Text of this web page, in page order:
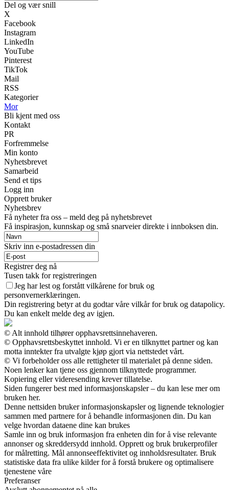
Del og vær snill
X
Facebook
Instagram
LinkedIn
YouTube
Pinterest
TikTok
Mail
RSS
Kategorier
Mor
Bli kjent med oss
Kontakt
PR
Forfremmelse
Min konto
Nyhetsbrevet
Samarbeid
Send et tips
Logg inn
Opprett bruker
Nyhetsbrev
Få nyheter fra oss – meld deg på nyhetsbrevet
Få inspirasjon, kunnskap og små snarveier direkte i innboksen din.
Skriv inn e-postadressen din
Registrer deg nå
Tusen takk for registreringen
Jeg har lest og forstått vilkårene for bruk og
personvernerklæringen.
Din registrering betyr at du godtar våre vilkår for bruk og datapolicy.
Du kan enkelt melde deg av igjen.
© Alt innhold tilhører opphavsrettsinnehaveren.
© Opphavsrettsbeskyttet innhold. Vi er en tilknyttet partner og kan
motta inntekter fra utvalgte kjøp gjort via nettstedet vårt.
© Vi forbeholder oss alle rettigheter til materialet på denne siden.
Noen lenker kan tjene oss gjennom tilknyttede programmer.
Kopiering eller videresending krever tillatelse.
Siden fungerer best med informasjonskapsler – du kan lese mer om
bruken her.
Denne nettsiden bruker informasjonskapsler og lignende teknologier
sammen med partnere for å behandle informasjonen din. Du kan
velge hvordan dataene dine kan brukes
Samle inn og bruk informasjon fra enheten din for å vise relevante
annonser og skreddersydd innhold. Opprett og bruk brukerprofiler
for målretting. Mål annonseeffektivitet og innholdsresultater. Bruk
statistiske data fra ulike kilder for å forstå brukere og optimalisere
tjenestene våre
Preferanser